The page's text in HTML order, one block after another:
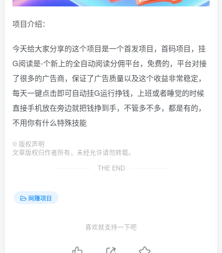
项目介绍：
今天给大家分享的这个项目是一个首发项目，首码项目，挂
G阅读是-个新上的全自动阅读分佣平台，免费的，平台对接
了很多的广告商，保证了广告质量以及这个收益非常稳定，
每天一键点击即可自动挂G运行挣钱，上班或者睡觉的时候
直接手机放在旁边就把钱挣到手，不管多不多，都是有的，
不用你有什么特殊技能
© 版权声明
文章版权归作者所有，未经允许请勿转载。
THE END
网赚项目
喜欢就支持一下吧